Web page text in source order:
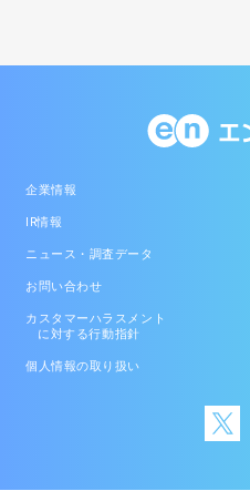
企業情報
IR情報
ニュース・調査データ
お問い合わせ
カスタマーハラスメント
に対する行動指針
個人情報の取り扱い